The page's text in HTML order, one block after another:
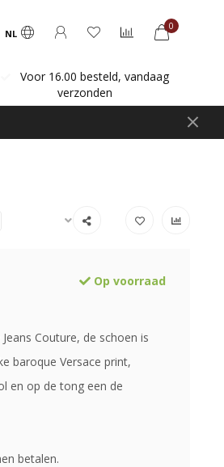
NL
0
Voor 16.00 besteld, vandaag
verzonden
Op voorraad
Couture, de schoen is
baroque Versace print,
en op de tong een de
betalen.